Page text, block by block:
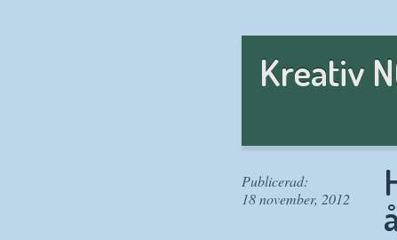
Kreativ
Publicerad:
18 november, 2012